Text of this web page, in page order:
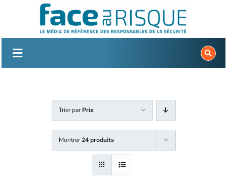
Trier parPrix
Montrer24 produits